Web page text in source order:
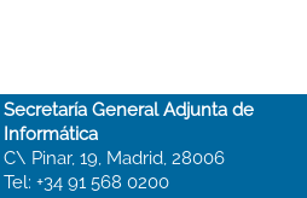
Secretaría General Adjunta de
Informática
C\ Pinar, 19, Madrid, 28006
Tel: +34 91 568 0200